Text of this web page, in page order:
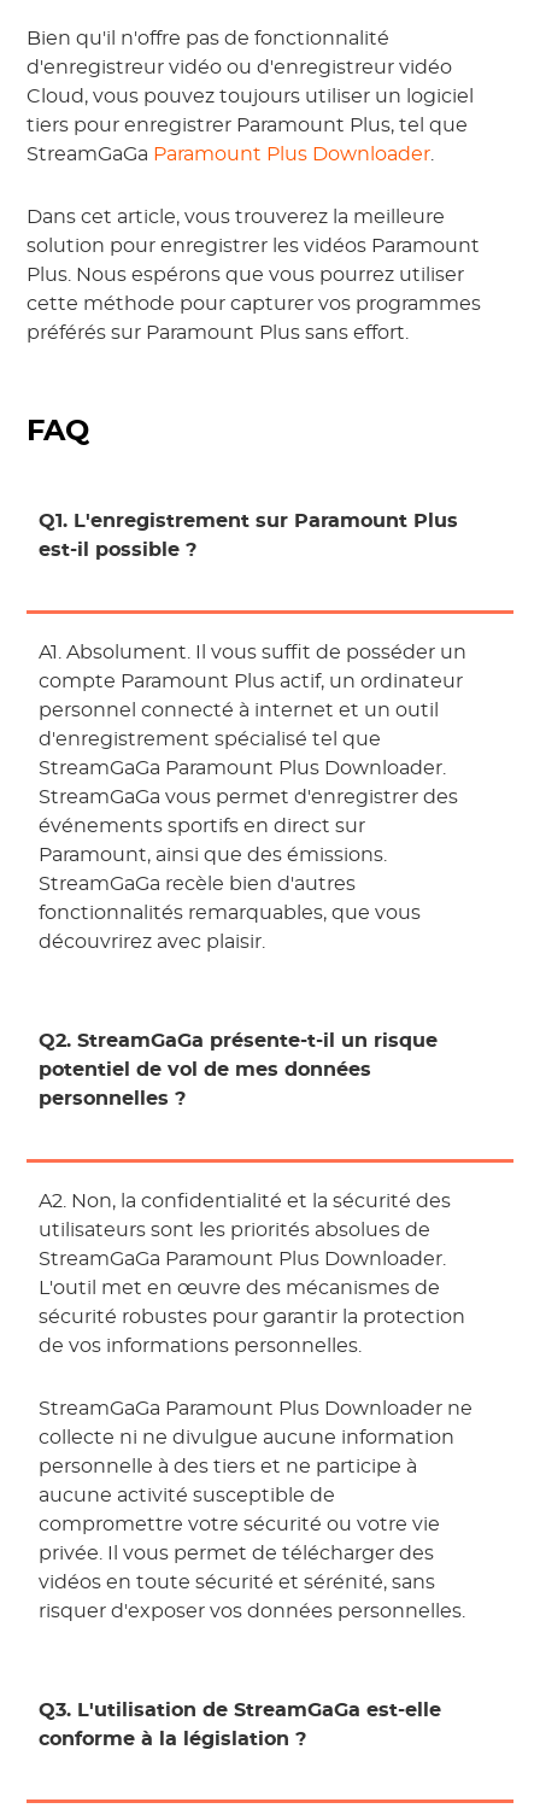
Bien qu'il n'offre pas de fonctionnalité
d'enregistreur vidéo ou d'enregistreur vidéo
Cloud, vous pouvez toujours utiliser un logiciel
tiers pour enregistrer Paramount Plus, tel que
StreamGaGa Paramount Plus Downloader
Dans cet article, vous trouverez la meilleure
solution pour enregistrer les vidéos Paramount
Plus. Nous espérons que vous pourrez utiliser
cette méthode pour capturer vos programmes
préférés sur Paramount Plus sans effort.
FAQ
Q1. L'enregistrement sur Paramount Plus
est-il possible ?
A1. Absolument. Il vous suffit de posséder un
compte Paramount Plus actif, un ordinateur
personnel connecté à internet et un outil
d'enregistrement spécialisé tel que
StreamGaGa Paramount Plus Downloader.
StreamGaGa vous permet d'enregistrer des
événements sportifs en direct sur
Paramount, ainsi que des émissions.
StreamGaGa recèle bien d'autres
fonctionnalités remarquables, que vous
découvrirez avec plaisir.
Q2. StreamGaGa présente-t-il un risque
potentiel de vol de mes données
personnelles ?
A2. Non, la confidentialité et la sécurité des
utilisateurs sont les priorités absolues de
StreamGaGa Paramount Plus Downloader.
L'outil met en œuvre des mécanismes de
sécurité robustes pour garantir la protection
de vos informations personnelles.
StreamGaGa Paramount Plus Downloader ne
collecte ni ne divulgue aucune information
personnelle à des tiers et ne participe à
aucune activité susceptible de
compromettre votre sécurité ou votre vie
privée. Il vous permet de télécharger des
vidéos en toute sécurité et sérénité, sans
risquer d'exposer vos données personnelles.
Q3. L'utilisation de StreamGaGa est-elle
conforme à la législation ?